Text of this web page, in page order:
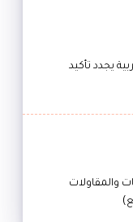
يجدد تأكيد
والمقاولات